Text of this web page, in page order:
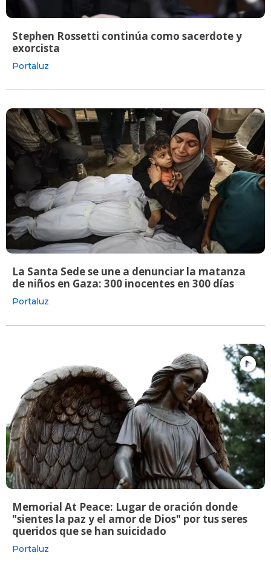
Stephen Rossetti continúa como sacerdote y
exorcista
Portaluz
La Santa Sede se une a denunciar la matanza
de niños en Gaza: 300 inocentes en 300 días
Portaluz
Memorial At Peace: Lugar de oración donde
"sientes la paz y el amor de Dios" por tus seres
queridos que se han suicidado
Portaluz